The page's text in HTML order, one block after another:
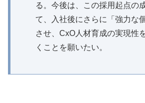
る。今後は、この採用起点の
て、入社後にさらに「強力な
させ、CxO人材育成の実現性
くことを願いたい。